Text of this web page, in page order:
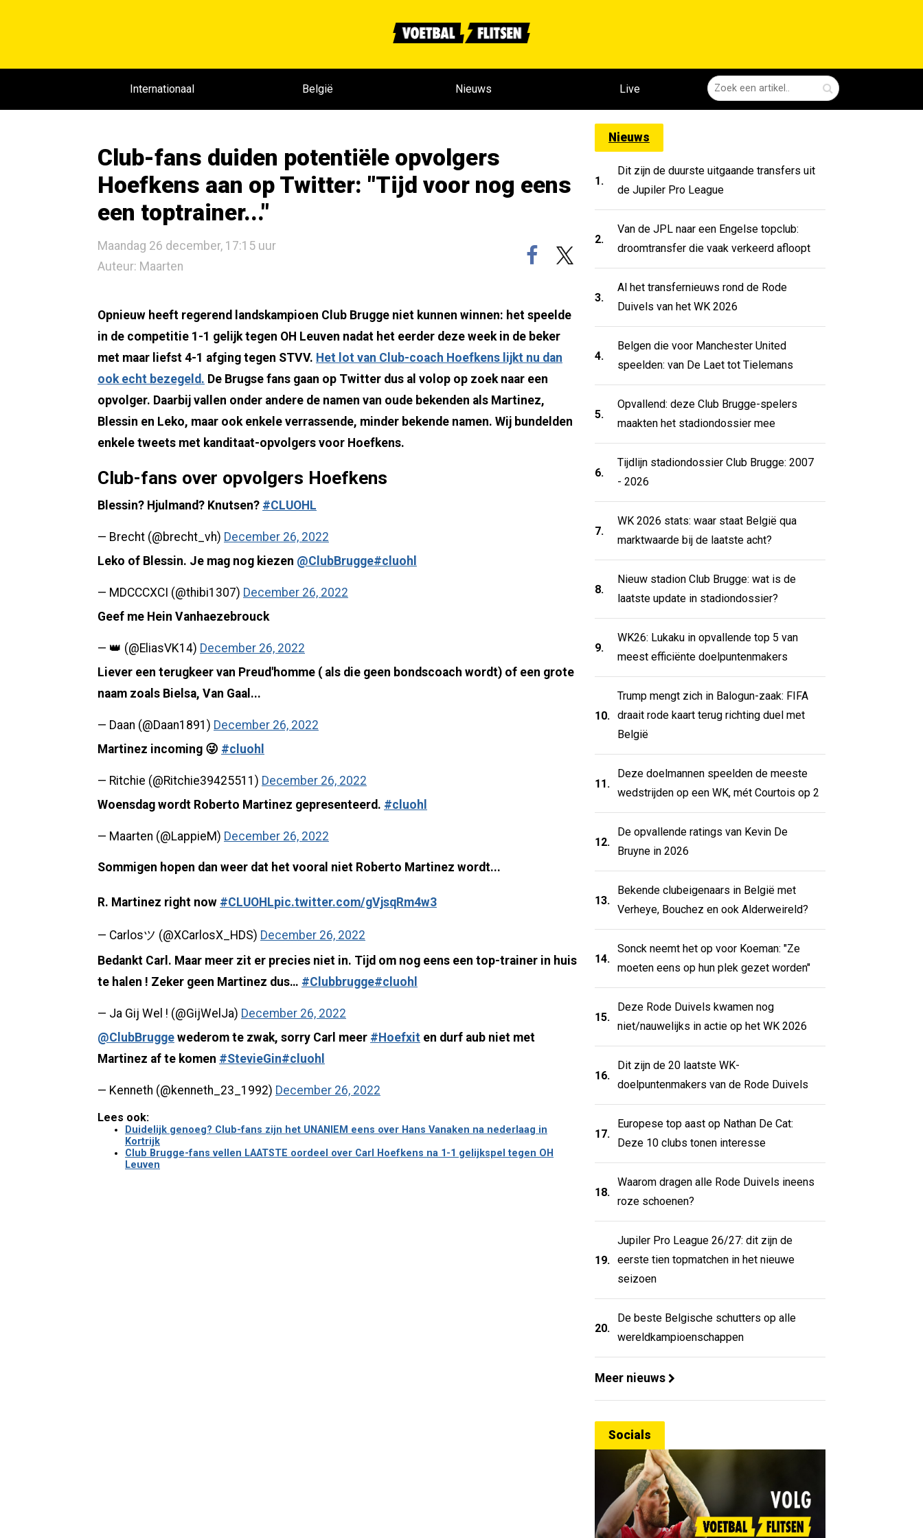
Internationaal België Nieuws Live
Club-fans duiden potentiële opvolgers
Hoefkens aan op Twitter: "Tijd voor nog eens
een toptrainer..."
Maandag 26 december, 17:15 uur
Auteur: Maarten
Opnieuw heeft regerend landskampioen Club Brugge niet kunnen winnen: het speelde
in de competitie 1-1 gelijk tegen OH Leuven nadat het eerder deze week in de beker
met maar liefst 4-1 afging tegen STVV. Het lot van Club-coach Hoefkens lijkt nu dan
ook echt bezegeld. De Brugse fans gaan op Twitter dus al volop op zoek naar een
opvolger. Daarbij vallen onder andere de namen van oude bekenden als Martinez,
Blessin en Leko, maar ook enkele verrassende, minder bekende namen. Wij bundelden
enkele tweets met kanditaat-opvolgers voor Hoefkens.
Club-fans over opvolgers Hoefkens
Blessin? Hjulmand? Knutsen? #CLUOHL
— Brecht (@brecht_vh) December 26, 2022
Leko of Blessin. Je mag nog kiezen @ClubBrugge#cluohl
— MDCCCXCI (@thibi1307) December 26, 2022
Geef me Hein Vanhaezebrouck
— 👑 (@EliasVK14) December 26, 2022
Liever een terugkeer van Preud'homme ( als die geen bondscoach wordt) of een grote
naam zoals Bielsa, Van Gaal...
— Daan (@Daan1891) December 26, 2022
Martinez incoming 😜 #cluohl
— Ritchie (@Ritchie39425511) December 26, 2022
Woensdag wordt Roberto Martinez gepresenteerd. #cluohl
— Maarten (@LappieM) December 26, 2022
Sommigen hopen dan weer dat het vooral niet Roberto Martinez wordt...
R. Martinez right now #CLUOHLpic.twitter.com/gVjsqRm4w3
— Carlosツ (@XCarlosX_HDS) December 26, 2022
Bedankt Carl. Maar meer zit er precies niet in. Tijd om nog eens een top-trainer in huis
te halen ! Zeker geen Martinez dus… #Clubbrugge#cluohl
— Ja Gij Wel ! (@GijWelJa) December 26, 2022
@ClubBrugge wederom te zwak, sorry Carl meer #Hoefxit en durf aub niet met
Martinez af te komen #StevieGin#cluohl
— Kenneth (@kenneth_23_1992) December 26, 2022
Lees ook:
Duidelijk genoeg? Club-fans zijn het UNANIEM eens over Hans Vanaken na nederlaag in
Kortrijk
Club Brugge-fans vellen LAATSTE oordeel over Carl Hoefkens na 1-1 gelijkspel tegen OH
Leuven
Nieuws
1.
Dit zijn de duurste uitgaande transfers uit
de Jupiler Pro League
2.
Van de JPL naar een Engelse topclub:
droomtransfer die vaak verkeerd afloopt
3.
Al het transfernieuws rond de Rode
Duivels van het WK 2026
4.
Belgen die voor Manchester United
speelden: van De Laet tot Tielemans
5.
Opvallend: deze Club Brugge-spelers
maakten het stadiondossier mee
6.
Tijdlijn stadiondossier Club Brugge: 2007
- 2026
7.
WK 2026 stats: waar staat België qua
marktwaarde bij de laatste acht?
8.
Nieuw stadion Club Brugge: wat is de
laatste update in stadiondossier?
9.
WK26: Lukaku in opvallende top 5 van
meest efficiënte doelpuntenmakers
10.
Trump mengt zich in Balogun-zaak: FIFA
draait rode kaart terug richting duel met
België
11.
Deze doelmannen speelden de meeste
wedstrijden op een WK, mét Courtois op 2
12.
De opvallende ratings van Kevin De
Bruyne in 2026
13.
Bekende clubeigenaars in België met
Verheye, Bouchez en ook Alderweireld?
14.
Sonck neemt het op voor Koeman: "Ze
moeten eens op hun plek gezet worden"
15.
Deze Rode Duivels kwamen nog
niet/nauwelijks in actie op het WK 2026
16.
Dit zijn de 20 laatste WK-
doelpuntenmakers van de Rode Duivels
17.
Europese top aast op Nathan De Cat:
Deze 10 clubs tonen interesse
18.
Waarom dragen alle Rode Duivels ineens
roze schoenen?
19.
Jupiler Pro League 26/27: dit zijn de
eerste tien topmatchen in het nieuwe
seizoen
20.
De beste Belgische schutters op alle
wereldkampioenschappen
Meer nieuws
Socials